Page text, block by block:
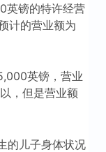
英镑的特许经营
计的营业额为
英镑，营业
，但是营业额
的儿子身体状况